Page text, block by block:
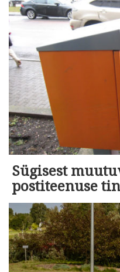
Sügisest
postiteenuse